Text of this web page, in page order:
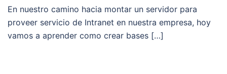
En nuestro camino hacia montar un servidor para
proveer servicio de Intranet en nuestra empresa, hoy
vamos a aprender como crear bases […]